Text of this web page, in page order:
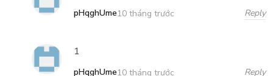
pHqghUme10 tháng trước Reply
1
pHqghUme10 tháng trước Reply